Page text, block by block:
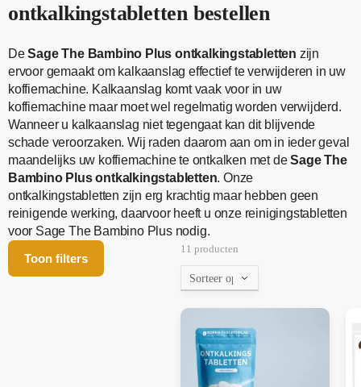
ontkalkingstabletten bestellen
DeSage The Bambino Plus ontkalkingstabletten zijn
ervoor gemaakt om kalkaanslag effectief te verwijderen in uw
koffiemachine. Kalkaanslag komt vaak voor in uw
koffiemachine maar moet wel regelmatig worden verwijderd.
Wanneer u kalkaanslag niet tegengaat kan dit blijvende
schade veroorzaken. Wij raden daarom aan om in ieder geval
maandelijks uw koffiemachine te ontkalken met deSage The
Bambino Plus ontkalkingstabletten. Onze
ontkalkingstabletten zijn erg krachtig maar hebben geen
reinigende werking, daarvoor heeft u onze reinigingstabletten
voor Sage The Bambino Plus nodig.
Toon filters
11 producten